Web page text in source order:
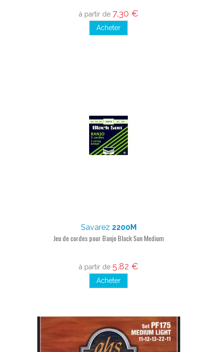
à partir de 7,30 €
Acheter
Savarez 2200M
Jeu de cordes pour Banjo Black Sun Medium
à partir de 5,82 €
Acheter